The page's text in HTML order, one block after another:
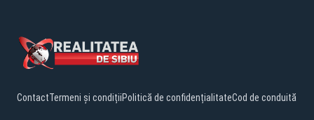
ContactTermeni și condițiiPolitică de confidențialitateCod de conduită